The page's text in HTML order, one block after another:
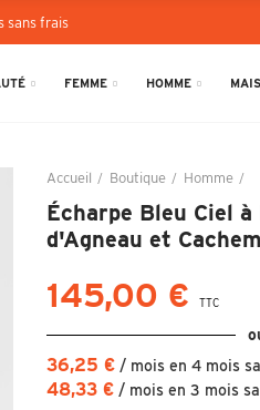
sans frais
FEMME HOMME
Accueil Boutique Homme
Écharpe Bleu Ciel
d'Agneau et
145,00 € TTC
36,25 € / mois en 4 mois
48,33 € / mois en 3 mois